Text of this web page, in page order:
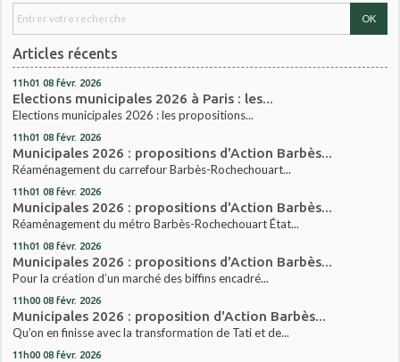
Articles récents
11h01 08 févr. 2026
Elections municipales 2026 à Paris : les...
Elections municipales 2026 : les propositions...
11h01 08 févr. 2026
Municipales 2026 : propositions d'Action Barbès...
Réaménagement du carrefour Barbès-Rochechouart...
11h01 08 févr. 2026
Municipales 2026 : propositions d'Action Barbès...
Réaménagement du métro Barbès-Rochechouart État...
11h01 08 févr. 2026
Municipales 2026 : propositions d'Action Barbès...
Pour la création d’un marché des biffins encadré...
11h00 08 févr. 2026
Municipales 2026 : proposition d'Action Barbès...
Qu’on en finisse avec la transformation de Tati et de...
11h00 08 févr. 2026